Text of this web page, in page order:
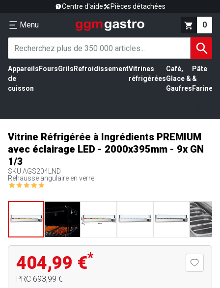
Centre d'aide Pièces détachées
Menu 0
Appareils
de
cuisson
FoursGrils RefroidissementVitrines
réfrigérées
Café,
Glace &
Gaufres
Pâte
&
Farine
Vitrine Réfrigérée à Ingrédients PREMIUM
avec éclairage LED - 2000x395mm - 9x GN
1/3
SKU AGS204LND
Rehausse angulaire en verre
404,99 €*
PRC 693,99 €